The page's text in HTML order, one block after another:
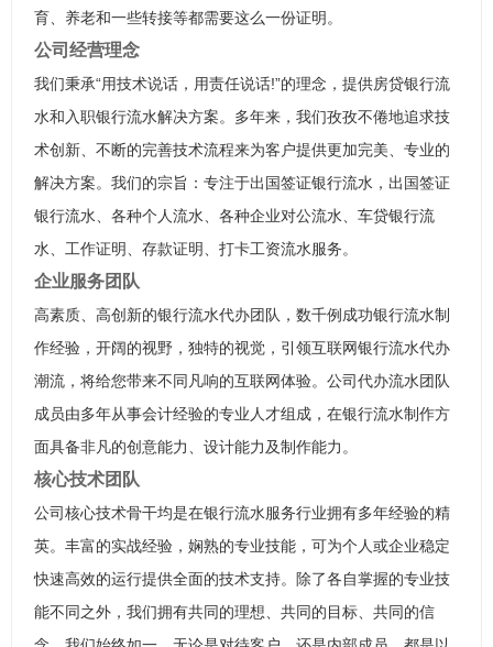
育、养老和一些转接等都需要这么一份证明。
公司经营理念
我们秉承“用技术说话，用责任说话!”的理念，提供房贷银行流
水和入职银行流水解决方案。多年来，我们孜孜不倦地追求技
术创新、不断的完善技术流程来为客户提供更加完美、专业的
解决方案。我们的宗旨：专注于出国签证银行流水，出国签证
银行流水、各种个人流水、各种企业对公流水、车贷银行流
水、工作证明、存款证明、打卡工资流水服务。
企业服务团队
高素质、高创新的银行流水代办团队，数千例成功银行流水制
作经验，开阔的视野，独特的视觉，引领互联网银行流水代办
潮流，将给您带来不同凡响的互联网体验。公司代办流水团队
成员由多年从事会计经验的专业人才组成，在银行流水制作方
面具备非凡的创意能力、设计能力及制作能力。
核心技术团队
公司核心技术骨干均是在银行流水服务行业拥有多年经验的精
英。丰富的实战经验，娴熟的专业技能，可为个人或企业稳定
快速高效的运行提供全面的技术支持。除了各自掌握的专业技
能不同之外，我们拥有共同的理想、共同的目标、共同的信